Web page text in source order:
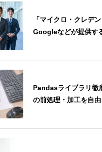
「マイクロ・クレデ
Googleなどが提供す
Pandasライブラリ徹
の前処理・加工を自